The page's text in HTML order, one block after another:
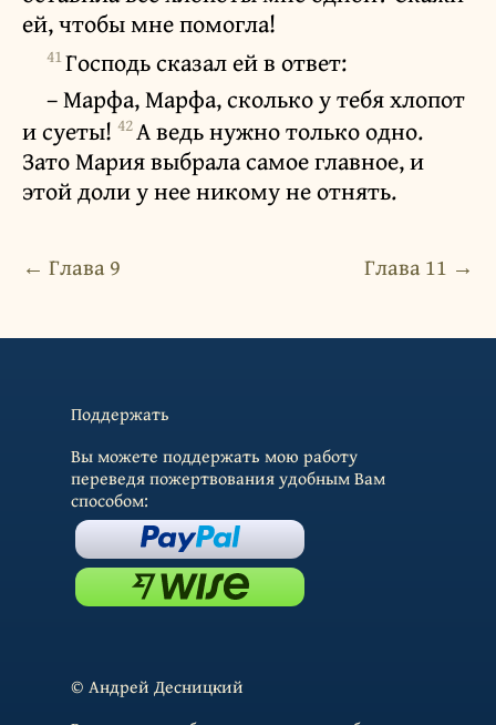
ей, чтобы мне помогла!
41Господь сказал ей в ответ:
– Марфа, Марфа, сколько у тебя хлопот
и суеты! 42А ведь нужно только одно.
Зато Мария выбрала самое главное, и
этой доли у нее никому не отнять.
← Глава 9 Глава 11 →
Поддержать
Вы можете поддержать мою работу
переведя пожертвования удобным Вам
способом:
© Андрей Десницкий